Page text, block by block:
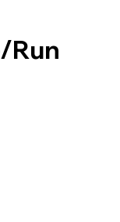
Run